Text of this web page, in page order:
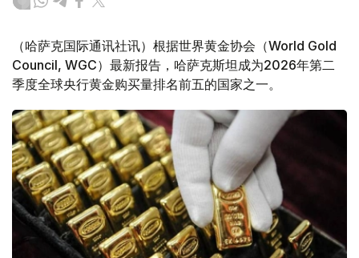
（哈萨克国际通讯社讯）根据世界黄金协会（World Gold
Council, WGC）最新报告，哈萨克斯坦成为2026年第二
季度全球央行黄金购买量排名前五的国家之一。